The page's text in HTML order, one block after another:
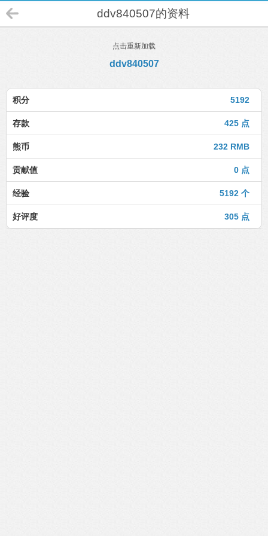
ddv840507的资料
点击重新加载
ddv840507
5192
积分
425 点
存款
232 RMB
熊币
0 点
贡献值
5192 个
经验
305 点
好评度